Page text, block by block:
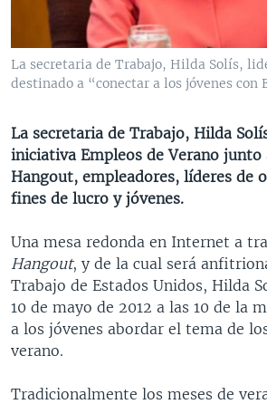
VENEZUELA
BRASIL
NICARAGUA
ECONOMÍA
ENTRETENIMIENTO Y CULTURA
TECNOLOGÍA
CIENCIA Y SALUD
MULTIMEDIA
VIDEOS
FOTOGRAFÍA
PROGRAMAS TV
EL MUNDO AL DÍA
VISIÓN 360
LAS CLAVES
RADIO
AUDIONOTICIAS
BUENOS DÍAS AMÉRICA
ESTADOS UNIDOS AL DÍA
EL MUNDO AL DÍA [RADIO]
FORO [RADIO]
DEPORTIVO INTERNACIONAL
NOTA ECONÓMICA
DOCUMENTALES DE LA VOA
Learning English
SÍGANOS
Idiomas
La secretaria de Trabajo, Hilda Solís,
destinado a “conectar a los jóvenes con
La secretaria de Trabajo, Hilda
iniciativa Empleos de Verano junto
Hangout, empleadores, líderes de
fines de lucro y jóvenes.
Una mesa redonda en Internet a
Hangout, y de la cual será
Trabajo de Estados Unidos, Hilda
10 de mayo de 2012 a las 10 de la
a los jóvenes abordar el tema de
verano.
Tradicionalmente los meses de